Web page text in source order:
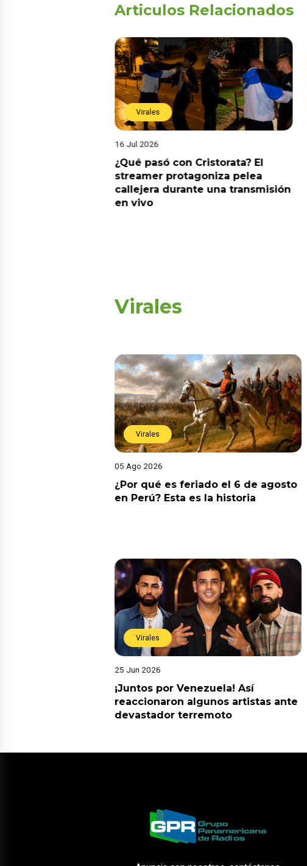
Articulos Relacionados
Virales
16 Jul 2026
¿Qué pasó con Cristorata? El
streamer protagoniza pelea
callejera durante una transmisión
en vivo
Virales
Virales
05 Ago 2026
¿Por qué es feriado el 6 de agosto
en Perú? Esta es la historia
Virales
25 Jun 2026
¡Juntos por Venezuela! Así
reaccionaron algunos artistas ante
devastador terremoto